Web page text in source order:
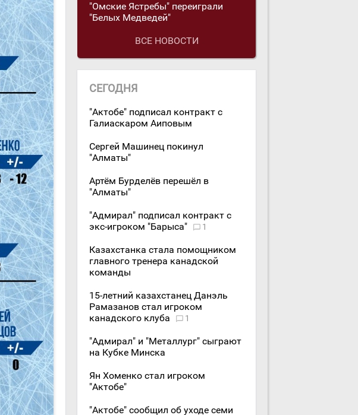
"Омские Ястребы" переиграли
"Белых Медведей"
ВСЕ НОВОСТИ
СЕГОДНЯ
"Актобе" подписал контракт с
Галиаскаром Аиповым
Сергей Машинец покинул
"Алматы"
Артём Бурделёв перешёл в
"Алматы"
"Адмирал" подписал контракт с
экс-игроком "Барыса"
1
Казахстанка стала помощником
главного тренера канадской
команды
15-летний казахстанец Данэль
Рамазанов стал игроком
канадского клуба
1
"Адмирал" и "Металлург" сыграют
на Кубке Минска
Ян Хоменко стал игроком
"Актобе"
"Актобе" сообщил об уходе семи